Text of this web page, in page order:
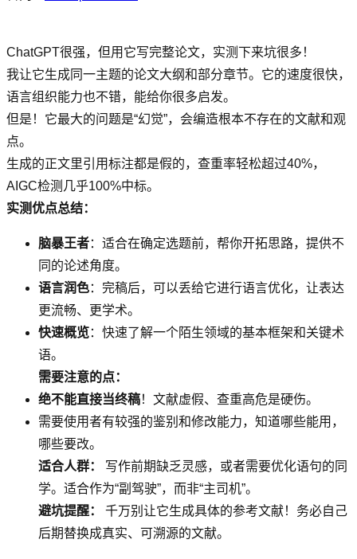
ChatGPT很强，但用它写完整论文，实测下来坑很多！
我让它生成同一主题的论文大纲和部分章节。它的速度很快，
语言组织能力也不错，能给你很多启发。
但是！它最大的问题是“幻觉”，会编造根本不存在的文献和观
点。
生成的正文里引用标注都是假的，查重率轻松超过40%，
AIGC检测几乎100%中标。
实测优点总结：
脑暴王者：适合在确定选题前，帮你开拓思路，提供不
同的论述角度。
语言润色：完稿后，可以丢给它进行语言优化，让表达
更流畅、更学术。
快速概览：快速了解一个陌生领域的基本框架和关键术
语。
需要注意的点：
绝不能直接当终稿！文献虚假、查重高危是硬伤。
需要使用者有较强的鉴别和修改能力，知道哪些能用，
哪些要改。
适合人群：
写作前期缺乏灵感，或者需要优化语句的同
学。适合作为“副驾驶”，而非“主司机”。
避坑提醒：
千万别让它生成具体的参考文献！务必自己
后期替换成真实、可溯源的文献。